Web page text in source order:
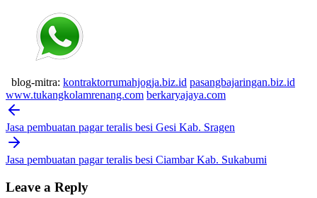
blog-mitra: kontraktorrumahjogja.biz.id pasangbajaringan.biz.id
www.tukangkolamrenang.com berkaryajaya.com
Post
navigation
Jasa pembuatan pagar teralis besi Gesi Kab. Sragen
Jasa pembuatan pagar teralis besi Ciambar Kab. Sukabumi
Leave a Reply